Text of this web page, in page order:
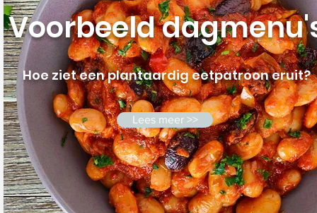
Voorbeeld
Hoe ziet een plantaardig eetpatroon eruit?
Lees meer >>